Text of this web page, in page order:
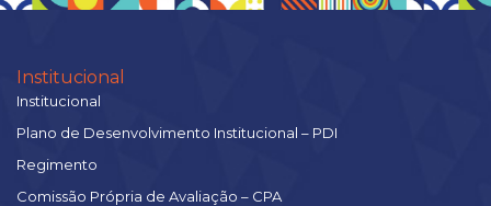
Institucional
Institucional
Plano de Desenvolvimento Institucional – PDI
Regimento
Comissão Própria de Avaliação – CPA